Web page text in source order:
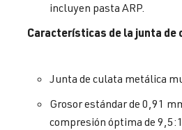
incluyen pasta ARP.
Características de la junta de
Junta de culata metálica
Grosor estándar de 0,91
compresión óptima de 9,5:1